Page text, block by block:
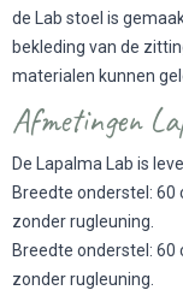
de Lab stoel is
bekleding van de
materialen kunnen
Afmetingen
De Lapalma Lab is
Breedte onderstel:
zonder rugleuning.
Breedte onderstel:
zonder rugleuning.